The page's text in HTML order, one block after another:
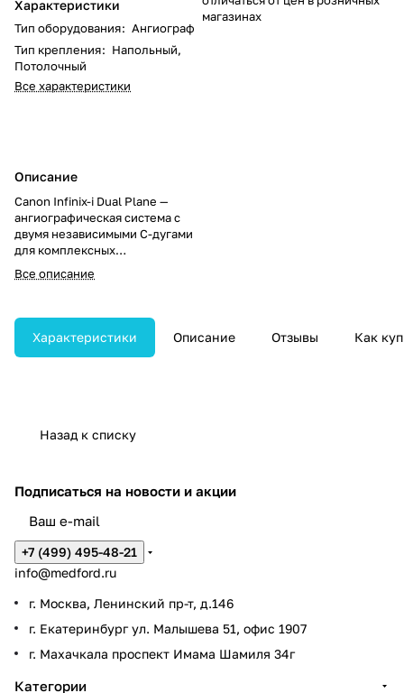
Характеристики
Тип оборудования: Ангиограф
Тип крепления: Напольный,
Потолочный
Все характеристики
Описание
Canon Infinix-i Dual Plane —
ангиографическая система с
двумя независимыми С-дугами
для комплексных
кардиоваскулярных процедур.
Обеспечивает полный охват
изображения и минимальное
лучевое воздействие
Все описание
магазинах
Характеристики Описание Отзывы Как
Назад к списку
Подписаться на новости и акции
+7 (499) 495-48-21
info@medford.ru
г. Москва, Ленинский пр-т, д.146
г. Екатеринбург ул. Малышева 51, офис 1907
г. Махачкала проспект Имама Шамиля 34г
Категории